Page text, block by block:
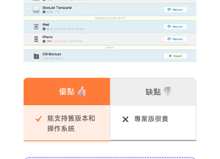
優點
能支持舊版本和
操作系統
缺點
專業版很貴